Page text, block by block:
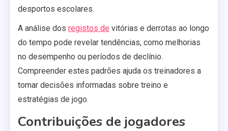
desportos escolares.
A análise dos registos de vitórias e derrotas ao longo
do tempo pode revelar tendências, como melhorias
no desempenho ou períodos de declínio.
Compreender estes padrões ajuda os treinadores a
tomar decisões informadas sobre treino e
estratégias de jogo.
Contribuições de jogadores